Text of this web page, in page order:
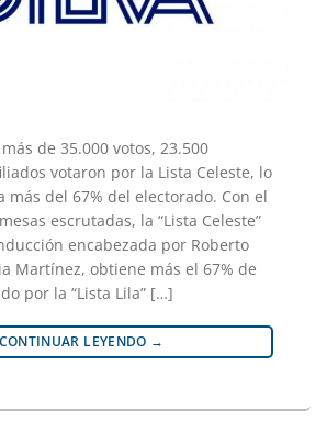
de 35.000 votos, 23.500
votaron por la Lista Celeste, lo
más del 67% del electorado. Con el
escrutadas, la “Lista Celeste”
encabezada por Roberto
Martínez, obtiene más el 67% de
por la “Lista Lila” […]
CONTINUAR LEYENDO →